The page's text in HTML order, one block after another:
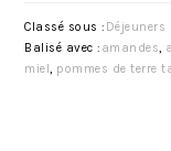
Classé sous :
Balisé avec : amandes
miel
pommes de terre